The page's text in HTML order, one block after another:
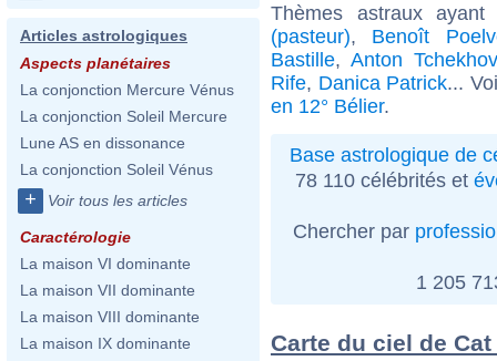
Articles astrologiques
Aspects planétaires
La conjonction Mercure Vénus
La conjonction Soleil Mercure
Lune AS en dissonance
La conjonction Soleil Vénus
+ Voir tous les articles
Caractérologie
La maison VI dominante
La maison VII dominante
La maison VIII dominante
La maison IX dominante
Thèmes astraux
(pasteur), Benoît
Bastille, Anton Tchekhov
Rife, Danica Patrick...
en 12° Bélier.
Base astrologique de
78 110 célébrités et
Chercher par
1 205
Carte du ciel de